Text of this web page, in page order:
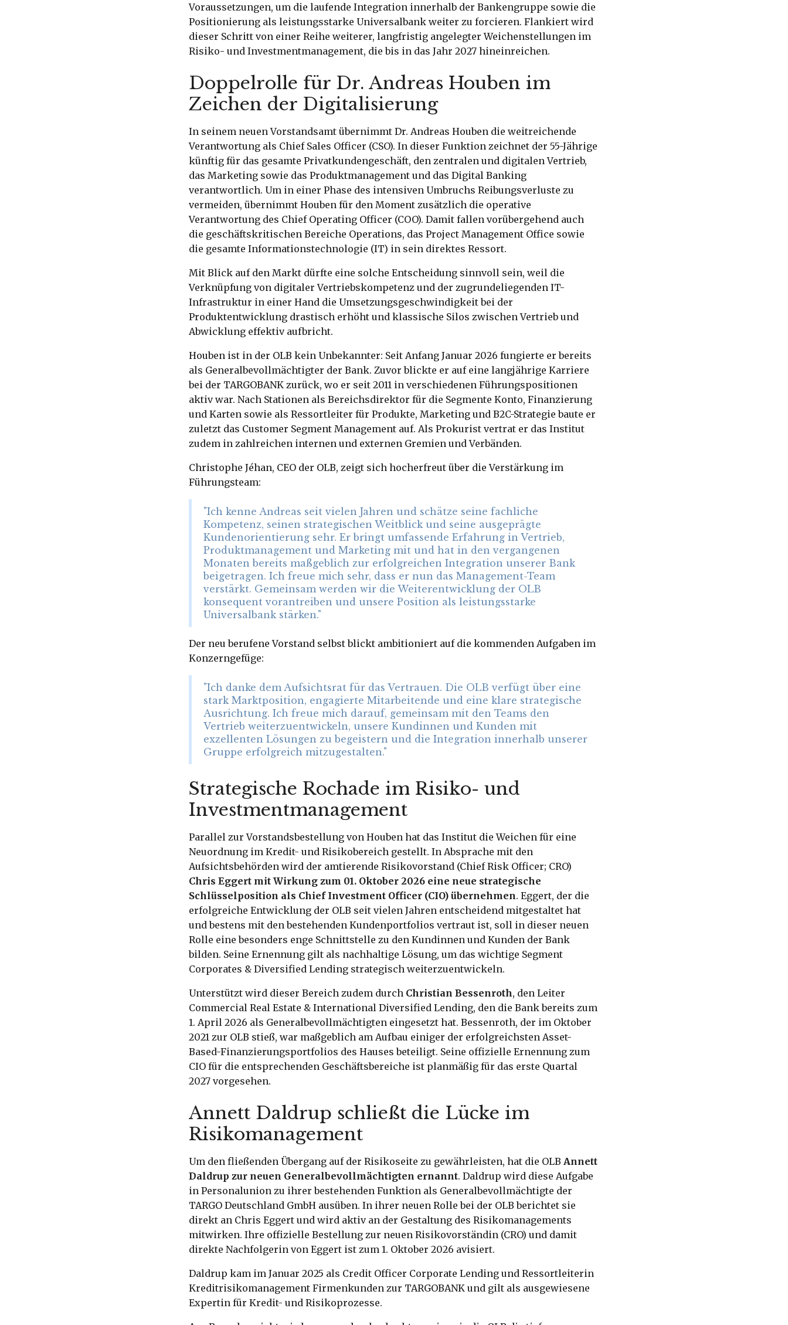
Voraussetzungen, um die laufende Integration innerhalb der Bankengruppe sowie die
Positionierung als leistungsstarke Universalbank weiter zu forcieren. Flankiert wird
dieser Schritt von einer Reihe weiterer, langfristig angelegter Weichenstellungen im
Risiko- und Investmentmanagement, die bis in das Jahr 2027 hineinreichen.
Doppelrolle für Dr. Andreas Houben im
Zeichen der Digitalisierung
In seinem neuen Vorstandsamt übernimmt Dr. Andreas Houben die weitreichende
Verantwortung als Chief Sales Officer (CSO). In dieser Funktion zeichnet der 55-Jährige
künftig für das gesamte Privatkundengeschäft, den zentralen und digitalen Vertrieb,
das Marketing sowie das Produktmanagement und das Digital Banking
verantwortlich. Um in einer Phase des intensiven Umbruchs Reibungsverluste zu
vermeiden, übernimmt Houben für den Moment zusätzlich die operative
Verantwortung des Chief Operating Officer (COO). Damit fallen vorübergehend auch
die geschäftskritischen Bereiche Operations, das Project Management Office sowie
die gesamte Informationstechnologie (IT) in sein direktes Ressort.
Mit Blick auf den Markt dürfte eine solche Entscheidung sinnvoll sein, weil die
Verknüpfung von digitaler Vertriebskompetenz und der zugrundeliegenden IT-
Infrastruktur in einer Hand die Umsetzungsgeschwindigkeit bei der
Produktentwicklung drastisch erhöht und klassische Silos zwischen Vertrieb und
Abwicklung effektiv aufbricht.
Houben ist in der OLB kein Unbekannter: Seit Anfang Januar 2026 fungierte er bereits
als Generalbevollmächtigter der Bank. Zuvor blickte er auf eine langjährige Karriere
bei der TARGOBANK zurück, wo er seit 2011 in verschiedenen Führungspositionen
aktiv war. Nach Stationen als Bereichsdirektor für die Segmente Konto, Finanzierung
und Karten sowie als Ressortleiter für Produkte, Marketing und B2C-Strategie baute er
zuletzt das Customer Segment Management auf. Als Prokurist vertrat er das Institut
zudem in zahlreichen internen und externen Gremien und Verbänden.
Christophe Jéhan, CEO der OLB, zeigt sich hocherfreut über die Verstärkung im
Führungsteam:
"Ich kenne Andreas seit vielen Jahren und schätze seine fachliche
Kompetenz, seinen strategischen Weitblick und seine ausgeprägte
Kundenorientierung sehr. Er bringt umfassende Erfahrung in Vertrieb,
Produktmanagement und Marketing mit und hat in den vergangenen
Monaten bereits maßgeblich zur erfolgreichen Integration unserer Bank
beigetragen. Ich freue mich sehr, dass er nun das Management-Team
verstärkt. Gemeinsam werden wir die Weiterentwicklung der OLB
konsequent vorantreiben und unsere Position als leistungsstarke
Universalbank stärken."
Der neu berufene Vorstand selbst blickt ambitioniert auf die kommenden Aufgaben im
Konzerngefüge:
"Ich danke dem Aufsichtsrat für das Vertrauen. Die OLB verfügt über eine
stark Marktposition, engagierte Mitarbeitende und eine klare strategische
Ausrichtung. Ich freue mich darauf, gemeinsam mit den Teams den
Vertrieb weiterzuentwickeln, unsere Kundinnen und Kunden mit
exzellenten Lösungen zu begeistern und die Integration innerhalb unserer
Gruppe erfolgreich mitzugestalten."
Strategische Rochade im Risiko- und
Investmentmanagement
Parallel zur Vorstandsbestellung von Houben hat das Institut die Weichen für eine
Neuordnung im Kredit- und Risikobereich gestellt. In Absprache mit den
Aufsichtsbehörden wird der amtierende Risikovorstand (Chief Risk Officer; CRO)
Chris Eggert mit Wirkung zum 01. Oktober 2026 eine neue strategische
Schlüsselposition als Chief Investment Officer (CIO) übernehmen. Eggert, der die
erfolgreiche Entwicklung der OLB seit vielen Jahren entscheidend mitgestaltet hat
und bestens mit den bestehenden Kundenportfolios vertraut ist, soll in dieser neuen
Rolle eine besonders enge Schnittstelle zu den Kundinnen und Kunden der Bank
bilden. Seine Ernennung gilt als nachhaltige Lösung, um das wichtige Segment
Corporates & Diversified Lending strategisch weiterzuentwickeln.
Unterstützt wird dieser Bereich zudem durch Christian Bessenroth, den Leiter
Commercial Real Estate & International Diversified Lending, den die Bank bereits zum
1. April 2026 als Generalbevollmächtigten eingesetzt hat. Bessenroth, der im Oktober
2021 zur OLB stieß, war maßgeblich am Aufbau einiger der erfolgreichsten Asset-
Based-Finanzierungsportfolios des Hauses beteiligt. Seine offizielle Ernennung zum
CIO für die entsprechenden Geschäftsbereiche ist planmäßig für das erste Quartal
2027 vorgesehen.
Annett Daldrup schließt die Lücke im
Risikomanagement
Um den fließenden Übergang auf der Risikoseite zu gewährleisten, hat die OLB Annett
Daldrup zur neuen Generalbevollmächtigten ernannt. Daldrup wird diese Aufgabe
in Personalunion zu ihrer bestehenden Funktion als Generalbevollmächtigte der
TARGO Deutschland GmbH ausüben. In ihrer neuen Rolle bei der OLB berichtet sie
direkt an Chris Eggert und wird aktiv an der Gestaltung des Risikomanagements
mitwirken. Ihre offizielle Bestellung zur neuen Risikovorständin (CRO) und damit
direkte Nachfolgerin von Eggert ist zum 1. Oktober 2026 avisiert.
Daldrup kam im Januar 2025 als Credit Officer Corporate Lending und Ressortleiterin
Kreditrisikomanagement Firmenkunden zur TARGOBANK und gilt als ausgewiesene
Expertin für Kredit- und Risikoprozesse.